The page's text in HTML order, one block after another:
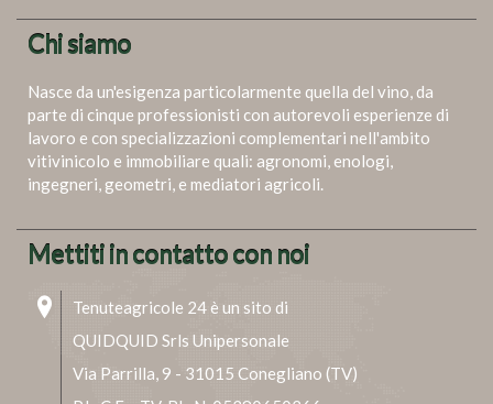
Chi siamo
Nasce da un'esigenza particolarmente quella del vino, da
parte di cinque professionisti con autorevoli esperienze di
lavoro e con specializzazioni complementari nell'ambito
vitivinicolo e immobiliare quali: agronomi, enologi,
ingegneri, geometri, e mediatori agricoli.
Mettiti in contatto con noi
Tenuteagricole 24 è un sito di
QUIDQUID Srls Unipersonale
Via Parrilla, 9 - 31015 Conegliano (TV)